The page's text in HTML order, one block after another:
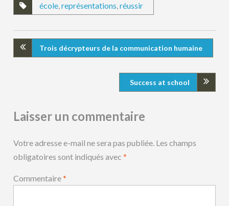
école,représentations,réussir
Trois décrypteurs de la communication humaine
Success at school
Laisser un commentaire
Votre adresse e-mail ne sera pas publiée. Les champs
obligatoires sont indiqués avec*
Commentaire*